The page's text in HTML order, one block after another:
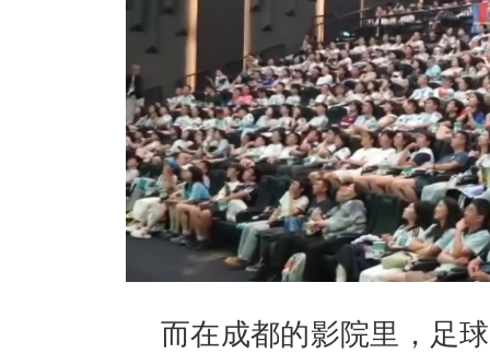
而在成都的影院里，足